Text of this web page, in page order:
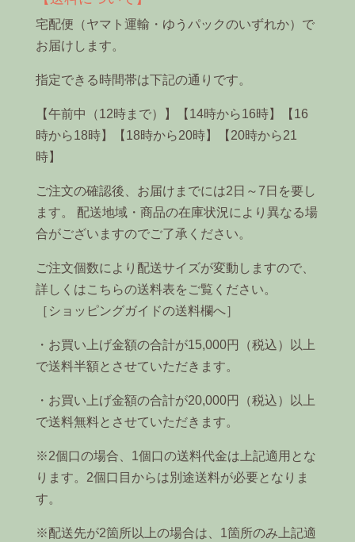
宅配便（ヤマト運輸・ゆうパックのいずれか）で
お届けします。
指定できる時間帯は下記の通りです。
【午前中（12時まで）】【14時から16時】【16
時から18時】【18時から20時】【20時から21
時】
ご注文の確認後、お届けまでには2日～7日を要し
ます。 配送地域・商品の在庫状況により異なる場
合がございますのでご了承ください。
ご注文個数により配送サイズが変動しますので、
詳しくはこちらの送料表をご覧ください。
［ショッピングガイドの送料欄へ］
・お買い上げ金額の合計が15,000円（税込）以上
で送料半額とさせていただきます。
・お買い上げ金額の合計が20,000円（税込）以上
で送料無料とさせていただきます。
※2個口の場合、1個口の送料代金は上記適用とな
ります。2個口目からは別途送料が必要となりま
す。
※配送先が2箇所以上の場合は、1箇所のみ上記適